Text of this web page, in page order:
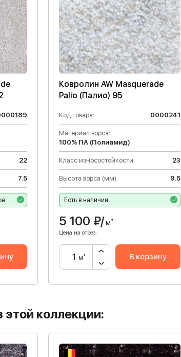
22
7.5
Ковролин AW Masquerade
Palio (Палио) 95
Код товара: 0000241
Материал ворса:
100% ПА (Полиамид)
Класс износостойкости: 23
Высота ворса (мм): 9.5
Есть в наличии
5 100 ₽/м²
Цена на отрез:
м² В корзину
коллекции: